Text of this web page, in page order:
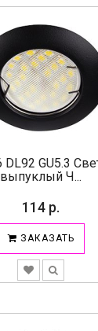
DL92 GU5.3
выпуклый Ч...
114 р.
ЗАКАЗАТЬ